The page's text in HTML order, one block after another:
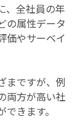
、全社員の年
の属性データ
価やサーベイ
まですが、例
両方が高い社
きます。